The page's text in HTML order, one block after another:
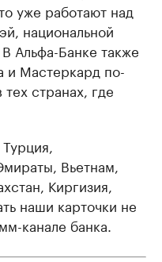
уже работают над
национальной
Альфа-Банке также
и Мастеркард по-
странах, где
Вьетнам,
Киргизия,
наши карточки не
канале банка.